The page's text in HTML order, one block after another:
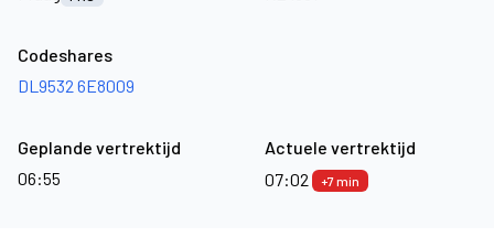
Codeshares
DL9532 6E8009
Geplande vertrektijd
06:55
Actuele vertrektijd
07:02
+7 min